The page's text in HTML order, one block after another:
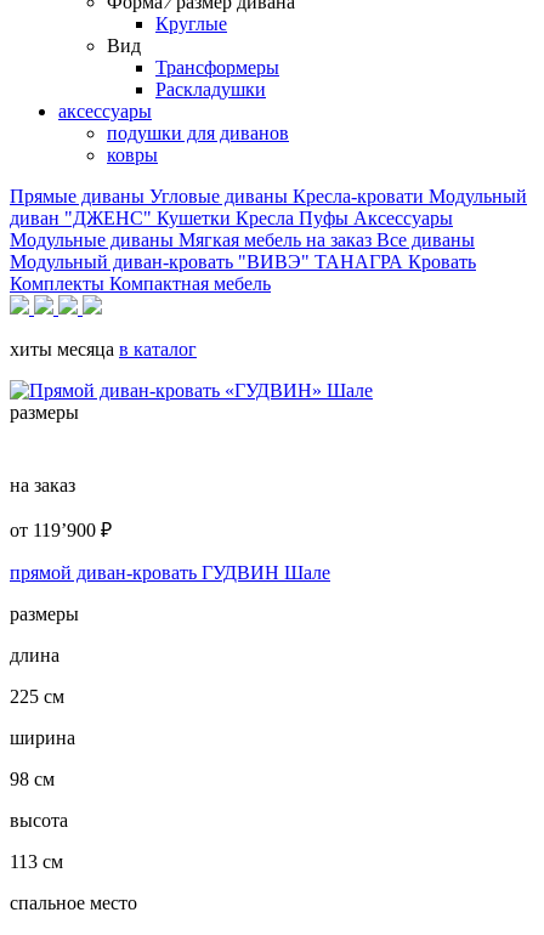
Круглые
Вид
Трансформеры
Раскладушки
аксессуары
подушки для диванов
ковры
Прямые диваны Угловые диваны Кресла-кровати Модульный
диван "ДЖЕНС" Кушетки Кресла Пуфы Аксессуары
Модульные диваны Мягкая мебель на заказ Все диваны
Модульный диван-кровать "ВИВЭ" ТАНАГРА Кровать
Комплекты Компактная мебель
хиты месяца в каталог
размеры
на заказ
от 119’900 ₽
прямой диван-кровать ГУДВИН Шале
размеры
длина
225 см
ширина
98 см
высота
113 см
спальное место